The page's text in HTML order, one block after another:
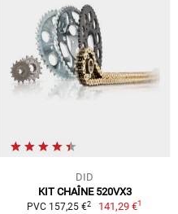
DID
KIT CHAÎNE 520VX3
PVC 157,25 €2 141,29 €1